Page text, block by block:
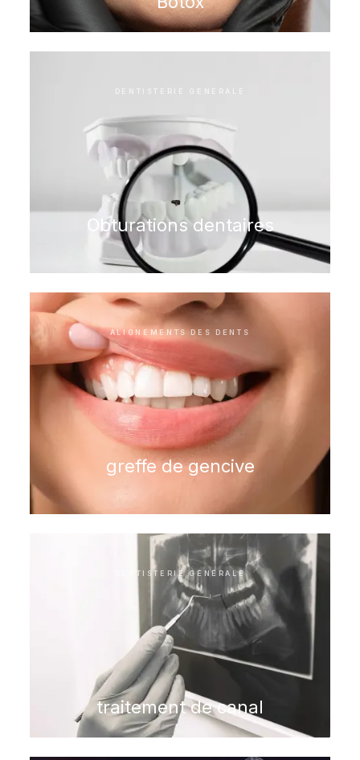
DENTISTERIE GÉNÉRALE
Obturations dentaires
ALIGNEMENTS DES DENTS
greffe de gencive
DENTISTERIE GÉNÉRALE
traitement de canal